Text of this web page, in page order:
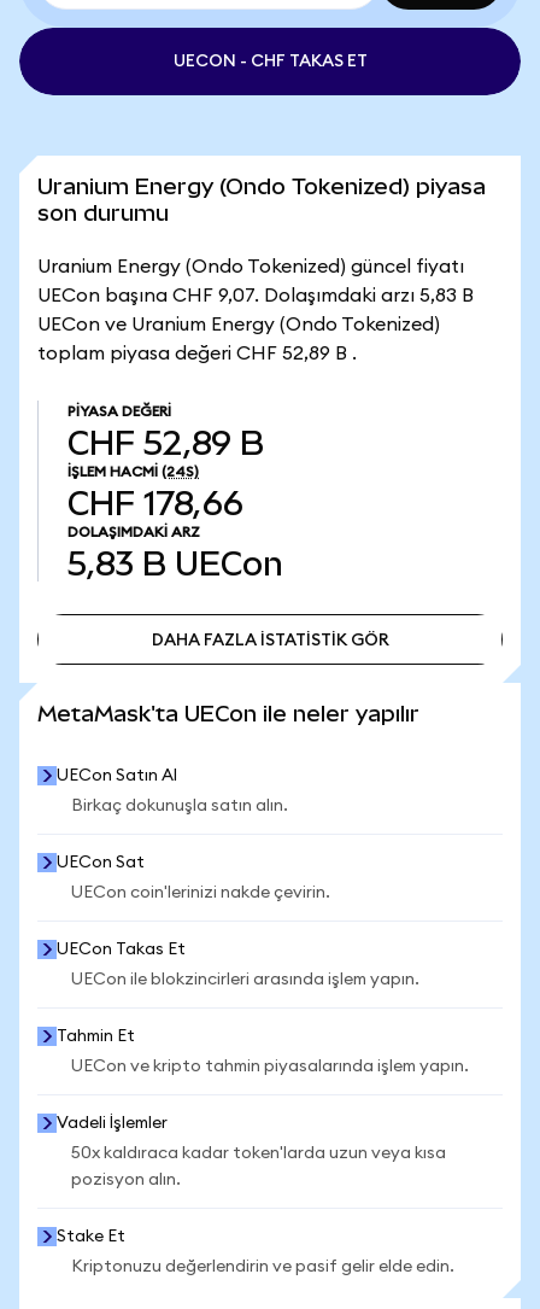
UECON - CHF TAKAS ET
Uranium Energy (Ondo Tokenized) piyasa
son durumu
Uranium Energy (Ondo Tokenized) güncel fiyatı
UECon başına CHF 9,07. Dolaşımdaki arzı 5,83 B
UECon ve Uranium Energy (Ondo Tokenized)
toplam piyasa değeri CHF 52,89 B .
PIYASA DEĞERI
CHF 52,89 B
İŞLEM HACMI (24S)
CHF 178,66
DOLAŞIMDAKI ARZ
5,83 B UECon
DAHA FAZLA İSTATİSTİK GÖR
MetaMask'ta UECon ile neler yapılır
UECon Satın Al
Birkaç dokunuşla satın alın.
UECon Sat
UECon coin'lerinizi nakde çevirin.
UECon Takas Et
UECon ile blokzincirleri arasında işlem yapın.
Tahmin Et
UECon ve kripto tahmin piyasalarında işlem yapın.
Vadeli İşlemler
50x kaldıraca kadar token'larda uzun veya kısa
pozisyon alın.
Stake Et
Kriptonuzu değerlendirin ve pasif gelir elde edin.